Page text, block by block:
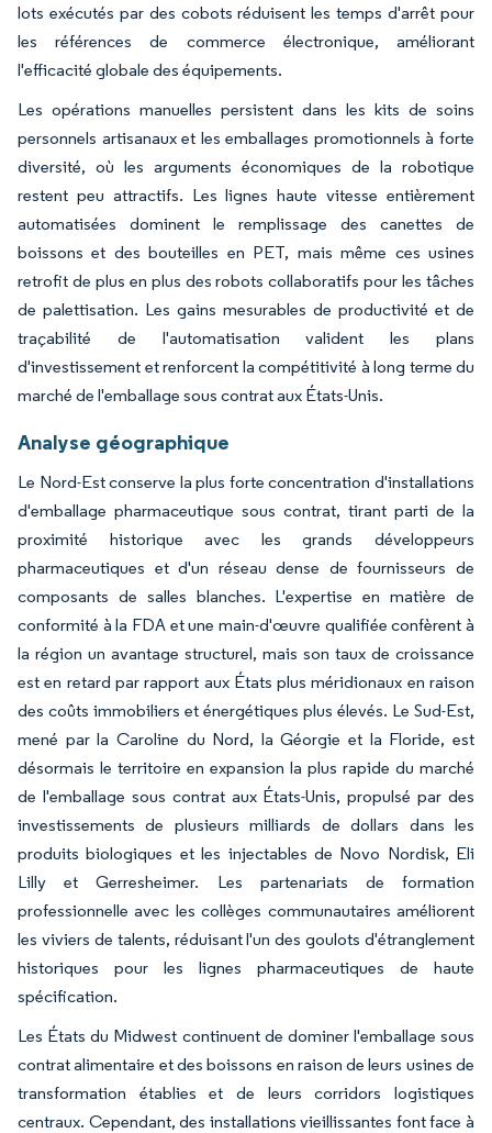
lots exécutés par des cobots réduisent les temps d'arrêt pour
les références de commerce électronique, améliorant
l'efficacité globale des équipements.
Les opérations manuelles persistent dans les kits de soins
personnels artisanaux et les emballages promotionnels à forte
diversité, où les arguments économiques de la robotique
restent peu attractifs. Les lignes haute vitesse entièrement
automatisées dominent le remplissage des canettes de
boissons et des bouteilles en PET, mais même ces usines
retrofit de plus en plus des robots collaboratifs pour les tâches
de palettisation. Les gains mesurables de productivité et de
traçabilité de l'automatisation valident les plans
d'investissement et renforcent la compétitivité à long terme du
marché de l'emballage sous contrat aux États-Unis.
Analyse géographique
Le Nord-Est conserve la plus forte concentration d'installations
d'emballage pharmaceutique sous contrat, tirant parti de la
proximité historique avec les grands développeurs
pharmaceutiques et d'un réseau dense de fournisseurs de
composants de salles blanches. L'expertise en matière de
conformité à la FDA et une main-d'œuvre qualifiée confèrent à
la région un avantage structurel, mais son taux de croissance
est en retard par rapport aux États plus méridionaux en raison
des coûts immobiliers et énergétiques plus élevés. Le Sud-Est,
mené par la Caroline du Nord, la Géorgie et la Floride, est
désormais le territoire en expansion la plus rapide du marché
de l'emballage sous contrat aux États-Unis, propulsé par des
investissements de plusieurs milliards de dollars dans les
produits biologiques et les injectables de Novo Nordisk, Eli
Lilly et Gerresheimer. Les partenariats de formation
professionnelle avec les collèges communautaires améliorent
les viviers de talents, réduisant l'un des goulots d'étranglement
historiques pour les lignes pharmaceutiques de haute
spécification.
Les États du Midwest continuent de dominer l'emballage sous
contrat alimentaire et des boissons en raison de leurs usines de
transformation établies et de leurs corridors logistiques
centraux. Cependant, des installations vieillissantes font face à